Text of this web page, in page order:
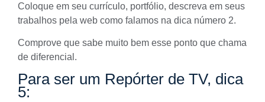
Coloque em seu currículo, portfólio, descreva em seus
trabalhos pela web como falamos na dica número 2.
Comprove que sabe muito bem esse ponto que chama
de diferencial.
Para ser um Repórter de TV, dica
5: